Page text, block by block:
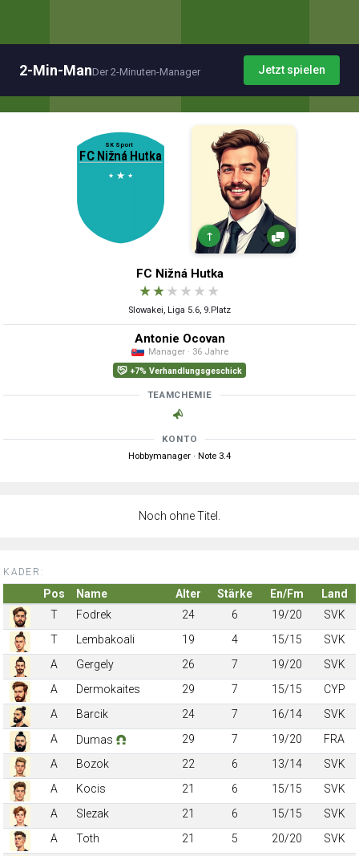
2-Min-ManDer 2-Minuten-Manager Jetzt spielen
↑
FC Nižná Hutka
★★★ ★ ★ ★
Slowakei, Liga 5.6, 9.Platz
Antonie Ocovan
Manager · 36 Jahre
+7% Verhandlungsgeschick
TEAMCHEMIE
KONTO
Hobbymanager · Note 3.4
Noch ohne Titel.
KADER:
Pos Name Alter Stärke En/Fm
Land
T
Fodrek 24 6 19/20
SVK
T
Lembakoali 19 4 15/15
SVK
A
Gergely 26 7 19/20
SVK
A
Dermokaites 29 7 15/15
CYP
A
Barcik 24 7 16/14
SVK
A
Dumas 29 7 19/20
FRA
A
Bozok 22 6 13/14
SVK
A
Kocis 21 6 15/15
SVK
A
Slezak 21 6 15/15
SVK
A
Toth 21 5 20/20
SVK